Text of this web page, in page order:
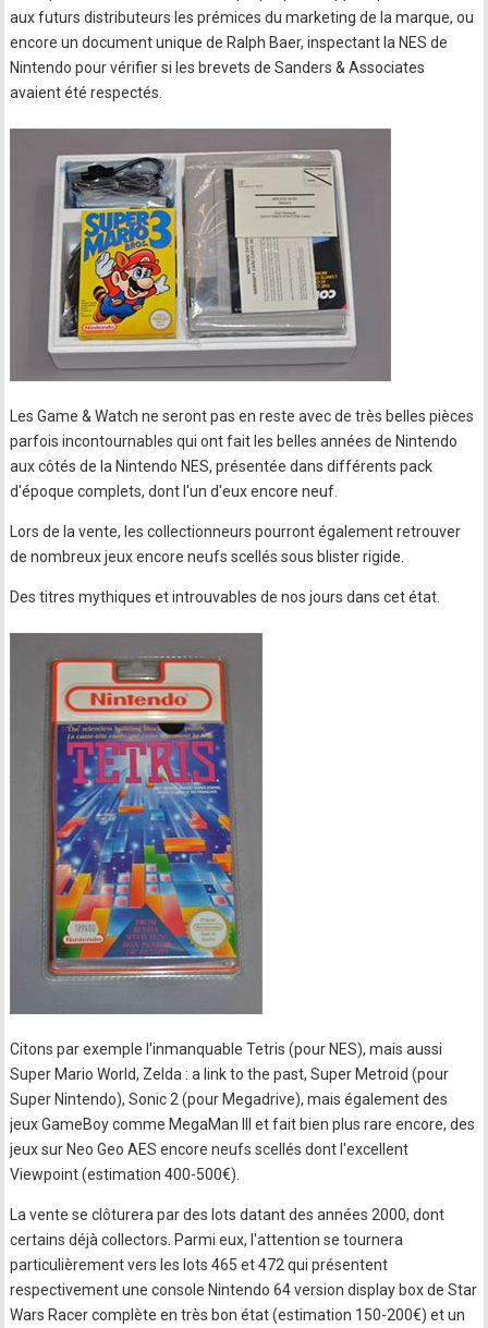
aux futurs distributeurs les prémices du marketing de la marque, ou
encore un document unique de Ralph Baer, inspectant la NES de
Nintendo pour vérifier si les brevets de Sanders & Associates
avaient été respectés.
Les Game & Watch ne seront pas en reste avec de très belles pièces
parfois incontournables qui ont fait les belles années de Nintendo
aux côtés de la Nintendo NES, présentée dans différents pack
d'époque complets, dont l'un d'eux encore neuf.
Lors de la vente, les collectionneurs pourront également retrouver
de nombreux jeux encore neufs scellés sous blister rigide.
Des titres mythiques et introuvables de nos jours dans cet état.
Citons par exemple l'inmanquable Tetris (pour NES), mais aussi
Super Mario World, Zelda : a link to the past, Super Metroid (pour
Super Nintendo), Sonic 2 (pour Megadrive), mais également des
jeux GameBoy comme MegaMan III et fait bien plus rare encore, des
jeux sur Neo Geo AES encore neufs scellés dont l'excellent
Viewpoint (estimation 400-500€).
La vente se clôturera par des lots datant des années 2000, dont
certains déjà collectors. Parmi eux, l'attention se tournera
particulièrement vers les lots 465 et 472 qui présentent
respectivement une console Nintendo 64 version display box de Star
Wars Racer complète en très bon état (estimation 150-200€) et un